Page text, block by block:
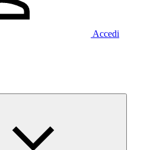
Accedi